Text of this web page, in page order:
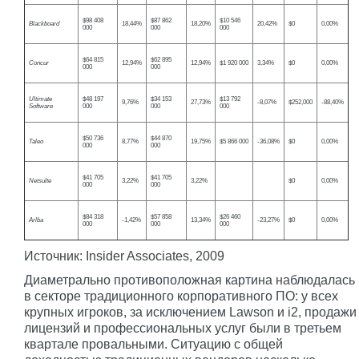
Blackboard
$98 408
000
18,44%
$87 862
000
18,20%
$10 546
000
20,42% $0 0,00%
Concur
$64 815
000
12,94%
$62 895
000
12,94% $1 920 000 3,34% $0 0,00%
Ultimate
Software
$48 197
000
9,76%
$34 153
000
27,73%
$13 792
000
-8,07% $252,000 -88,40%
Taleo
$50 736
000
8,77%
$44 870
000
19,75% $5 866 000 -36,08% $0 0,00%
Netsulte
$41 705
000
3,22%
$41 705
000
3,22% $0 0,00%
Arlba
$84 318
000
-1,42%
$57 858
000
13,34%
$26 460
000
-23,27% $0 0,00%
Источник: Insider Associates, 2009
Диаметрально противоположная картина наблюдалась
в секторе традиционного корпоративного ПО: у всех
крупных игроков, за исключением Lawson и i2, продажи
лицензий и профессиональных услуг были в третьем
квартале провальными. Ситуацию с общей